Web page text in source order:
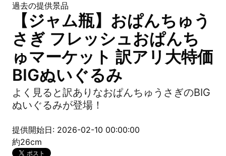
過去の提供景品
【ジャム瓶】おぱんちゅう
さぎ フレッシュおぱんち
ゅマーケット 訳アリ大特価
BIGぬいぐるみ
よく見ると訳ありなおぱんちゅうさぎのBIG
ぬいぐるみが登場！
提供開始日: 2026-02-10 00:00:00
約26cm